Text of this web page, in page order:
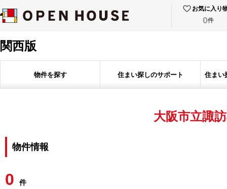
お気に入り
0件
関西版
物件を探す 住まい探しのサポート 住まい
大阪市立諏
物件情報
0 件